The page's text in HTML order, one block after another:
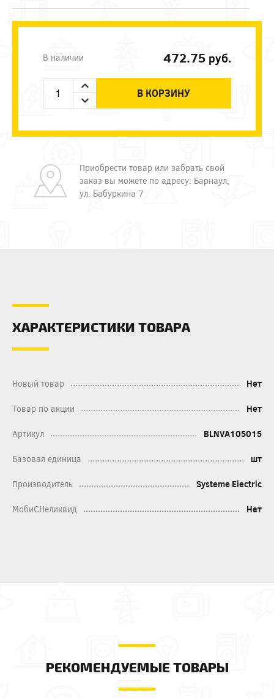
В наличии 472.75 руб.
В КОРЗИНУ
Приобрести товар или забрать свой
заказ вы можете по адресу: Барнаул,
ул. Бабуркина 7
ХАРАКТЕРИСТИКИ ТОВАРА
Новый товар Нет
Товар по акции Нет
Артикул BLNVA105015
Базовая единица шт
Производитель Systeme Electric
МобиСНеликвид Нет
РЕКОМЕНДУЕМЫЕ ТОВАРЫ